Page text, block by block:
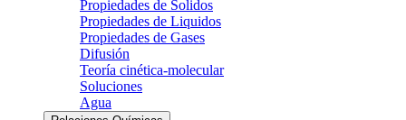
Propiedades de Solidos
Propiedades de Liquidos
Propiedades de Gases
Difusión
Teoría cinética-molecular
Soluciones
Agua